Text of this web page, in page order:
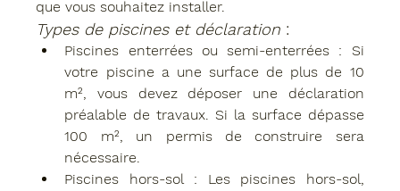
que vous souhaitez installer.
Types de piscines et déclaration :
Piscines enterrées ou semi-enterrées : Si
votre piscine a une surface de plus de 10
m², vous devez déposer une déclaration
préalable de travaux. Si la surface dépasse
100 m², un permis de construire sera
nécessaire.
Piscines hors-sol : Les piscines hors-sol,